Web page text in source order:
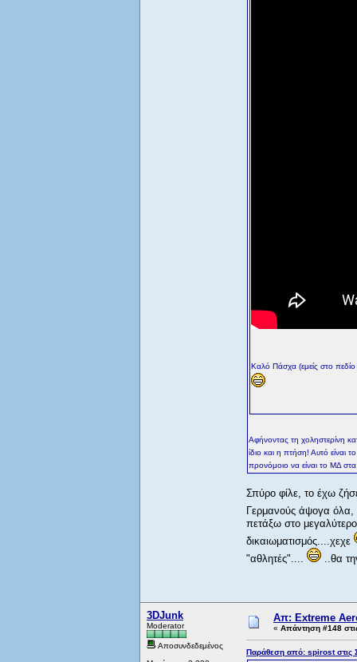
Καλό Πάσχα (εμείς στο πεδίο
Αφήνοντας τη χοληστερίνη
ίδιο και η πτήση! Αυτό είναι
προνόμοιο να είναι το ΜΔ
Σπύρο φίλε, το έχω
Γερμανούς άψογα
πετάξω στο
δικαιωματισμός....χεχε
"αθλητές"....
..θα
3DJunk
Moderator
Αποσυνδεδεμένος
Απ: Extreme
« Απάντηση #148
Παράθεση από: spirost στις